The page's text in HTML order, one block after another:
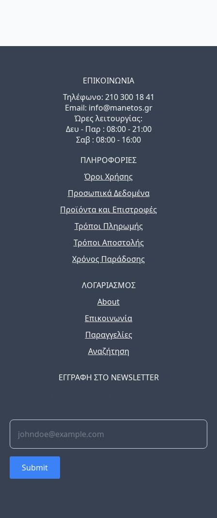
ΕΠΙΚΟΙΝΩΝΙΑ
Τηλέφωνo: 210 300 18 41
Email: info@manetos.gr
Ώρες λειτουργίας:
Δευ - Παρ : 08:00 - 21:00
Σαβ : 08:00 - 16:00
ΠΛΗΡΟΦΟΡΙΕΣ
Όροι Χρήσης
Προσωπικά Δεδομένα
Προϊόντα και Επιστροφές
Τρόποι Πληρωμής
Τρόποι Αποστολής
Χρόνος Παράδοσης
ΛΟΓΑΡΙΑΣΜΟΣ
About
Επικοινωνία
Παραγγελίες
Αναζήτηση
ΕΓΓΡΑΦΗ ΣΤΟ NEWSLETTER
Submit